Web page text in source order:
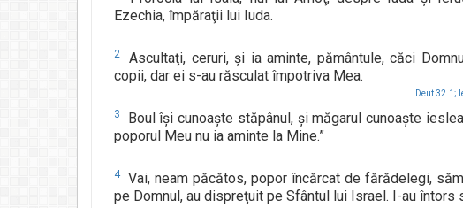
Ezechia, împăraţii lui Iuda.
2
Ascultaţi, ceruri, şi ia aminte, pământule, căci
copii, dar ei s-au răsculat împotriva Mea.
Deut 32.1;
3
Boul îşi cunoaşte stăpânul, şi măgarul cunoaşte
poporul Meu nu ia aminte la Mine.”
4
Vai, neam păcătos, popor încărcat de fărădelegi,
pe Domnul, au dispreţuit pe Sfântul lui Israel. I-au întors